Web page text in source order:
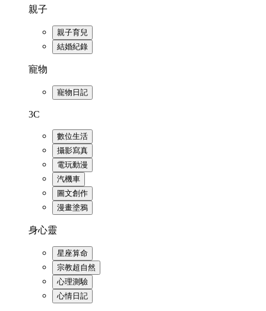
親子
親子育兒
結婚紀錄
寵物
寵物日記
3C
數位生活
攝影寫真
電玩動漫
汽機車
圖文創作
漫畫塗鴉
身心靈
星座算命
宗教超自然
心理測驗
心情日記